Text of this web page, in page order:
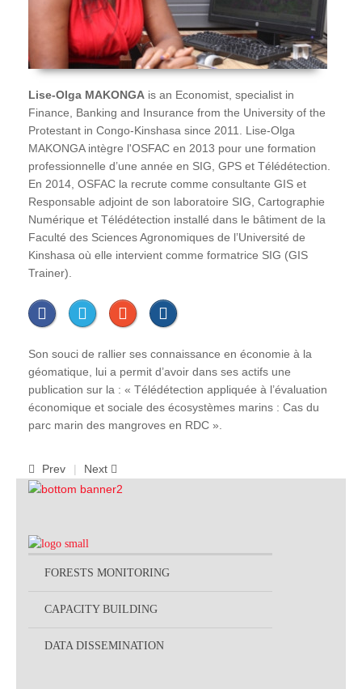
Lise-Olga MAKONGA is an Economist, specialist in
Finance, Banking and Insurance from the University of the
Protestant in Congo-Kinshasa since 2011. Lise-Olga
MAKONGA intègre l'OSFAC en 2013 pour une formation
professionnelle d’une année en SIG, GPS et Télédétection.
En 2014, OSFAC la recrute comme consultante GIS et
Responsable adjoint de son laboratoire SIG, Cartographie
Numérique et Télédétection installé dans le bâtiment de la
Faculté des Sciences Agronomiques de l’Université de
Kinshasa où elle intervient comme formatrice SIG (GIS
Trainer).
Son souci de rallier ses connaissance en économie à la
géomatique, lui a permit d’avoir dans ses actifs une
publication sur la : « Télédétection appliquée à l’évaluation
économique et sociale des écosystèmes marins : Cas du
parc marin des mangroves en RDC ».
Prev Next
FORESTS MONITORING
CAPACITY BUILDING
DATA DISSEMINATION